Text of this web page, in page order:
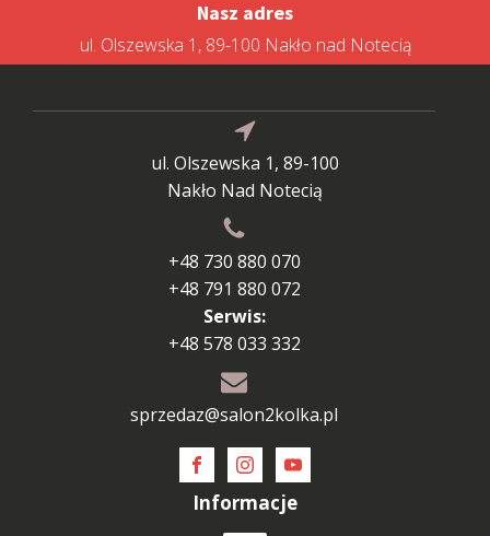
Nasz adres
ul. Olszewska 1, 89-100 Nakło nad Notecią
ul. Olszewska 1, 89-100
Nakło Nad Notecią
+48 730 880 070
+48 791 880 072
Serwis:
+48 578 033 332
sprzedaz@salon2kolka.pl
Informacje